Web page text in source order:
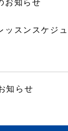
ッスンスケジ
知らせ